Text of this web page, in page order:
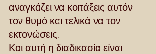
αναγκάζει να κοιτάξεις αυτόν
τον θυμό και τελικά να τον
εκτονώσεις.
Και αυτή η διαδικασία είναι